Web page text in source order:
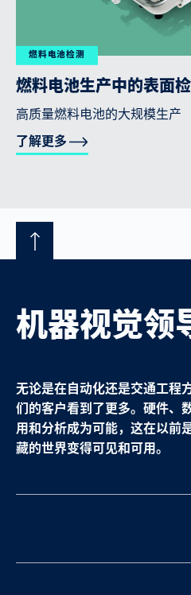
燃料电池检测
燃料电池生产中的表面
高质量燃料电池的大规模生产
了解更多
机器视觉领
无论是在自动化还是交通工程
们的客户看到了更多。硬件、
用和分析成为可能，这在以前
藏的世界变得可见和可用。